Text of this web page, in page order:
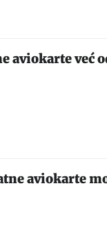
aviokarte već
aviokarte